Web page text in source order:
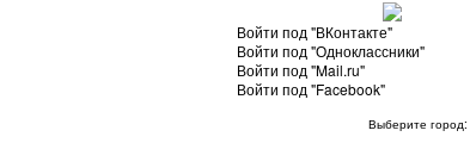
Войти под "ВКонтакте"
Войти под "Одноклассники"
Войти под "Mail.ru"
Войти под "Facebook"
Выберите город: